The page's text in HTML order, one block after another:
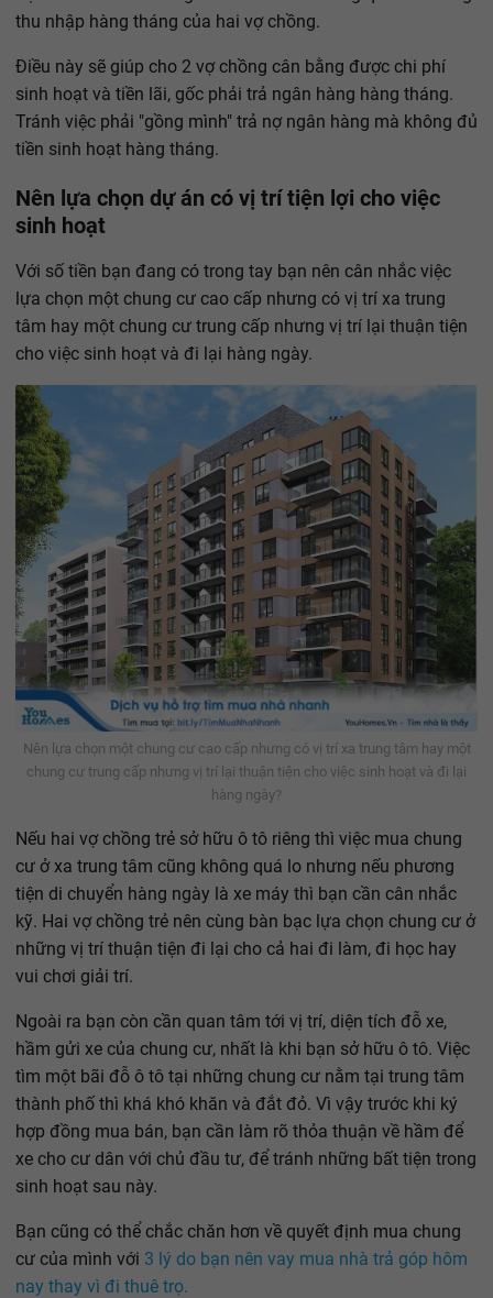
thu nhập hàng tháng của hai vợ chồng.
Điều này sẽ giúp cho 2 vợ chồng cân bằng được chi phí
sinh hoạt và tiền lãi, gốc phải trả ngân hàng hàng tháng.
Tránh việc phải "gồng mình" trả nợ ngân hàng mà không đủ
tiền sinh hoạt hàng tháng.
Nên lựa chọn dự án có vị trí tiện lợi cho việc
sinh hoạt
Với số tiền bạn đang có trong tay bạn nên cân nhắc việc
lựa chọn một chung cư cao cấp nhưng có vị trí xa trung
tâm hay một chung cư trung cấp nhưng vị trí lại thuận tiện
cho việc sinh hoạt và đi lại hàng ngày.
Nên lựa chọn một chung cư cao cấp nhưng có vị trí xa trung tâm hay một
chung cư trung cấp nhưng vị trí lại thuận tiện cho việc sinh hoạt và đi lại
hàng ngày?
Nếu hai vợ chồng trẻ sở hữu ô tô riêng thì việc mua chung
cư ở xa trung tâm cũng không quá lo nhưng nếu phương
tiện di chuyển hàng ngày là xe máy thì bạn cần cân nhắc
kỹ. Hai vợ chồng trẻ nên cùng bàn bạc lựa chọn chung cư ở
những vị trí thuận tiện đi lại cho cả hai đi làm, đi học hay
vui chơi giải trí.
Ngoài ra bạn còn cần quan tâm tới vị trí, diện tích đỗ xe,
hầm gửi xe của chung cư, nhất là khi bạn sở hữu ô tô. Việc
tìm một bãi đỗ ô tô tại những chung cư nằm tại trung tâm
thành phố thì khá khó khăn và đắt đỏ. Vì vậy trước khi ký
hợp đồng mua bán, bạn cần làm rõ thỏa thuận về hầm để
xe cho cư dân với chủ đầu tư, để tránh những bất tiện trong
sinh hoạt sau này.
Bạn cũng có thể chắc chăn hơn về quyết định mua chung
cư của mình với 3 lý do bạn nên vay mua nhà trả góp hôm
nay thay vì đi thuê trọ.